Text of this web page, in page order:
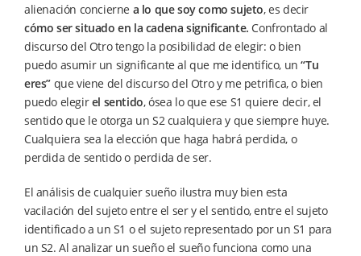
alienación concierne a lo que soycomo sujeto, es decir
cómo ser situado en la cadena significante. Confrontado al
discurso del Otro tengo la posibilidad de elegir: o bien
puedo asumir un significante al que me identifico, un“Tu
eres” que viene del discurso del Otro y me petrifica, o bien
puedo elegirel sentido, ósea lo que ese S1 quiere decir, el
sentido que le otorga un S2 cualquiera y que siempre huye.
Cualquiera sea la elección que haga habrá perdida, o
perdida de sentido o perdida de ser.
El análisis de cualquier sueño ilustra muy bien esta
vacilación del sujeto entre el ser y el sentido, entre el sujeto
identificado a un S1 o el sujeto representado por un S1 para
un S2. Al analizar un sueño el sueño funciona como una